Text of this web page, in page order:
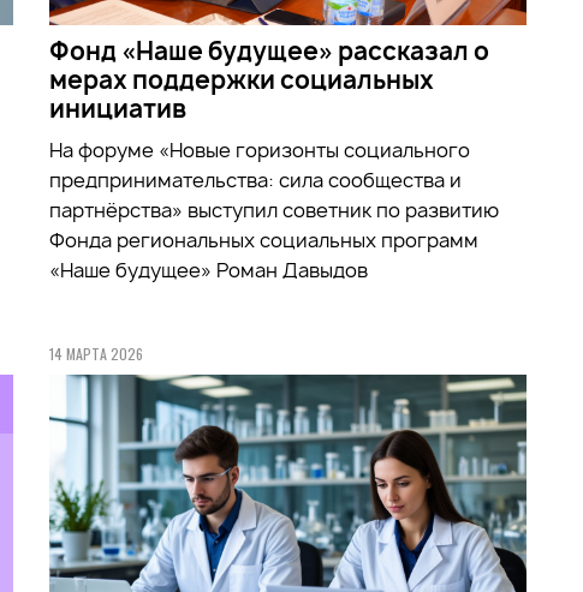
Фонд «Наше будущее» рассказал о
мерах поддержки социальных
инициатив
На форуме «Новые горизонты социального
предпринимательства: сила сообщества и
партнёрства» выступил советник по развитию
Фонда региональных социальных программ
«Наше будущее» Роман Давыдов
14 МАРТА 2026